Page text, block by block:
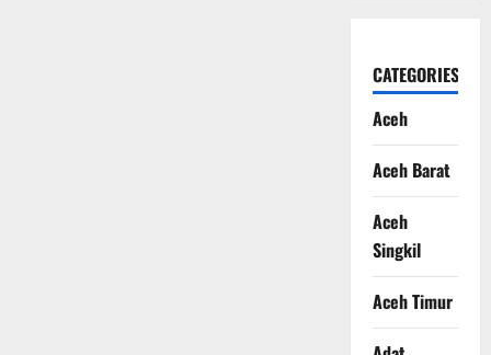
CATEGORIES
Aceh
Aceh Barat
Aceh
Singkil
Aceh Timur